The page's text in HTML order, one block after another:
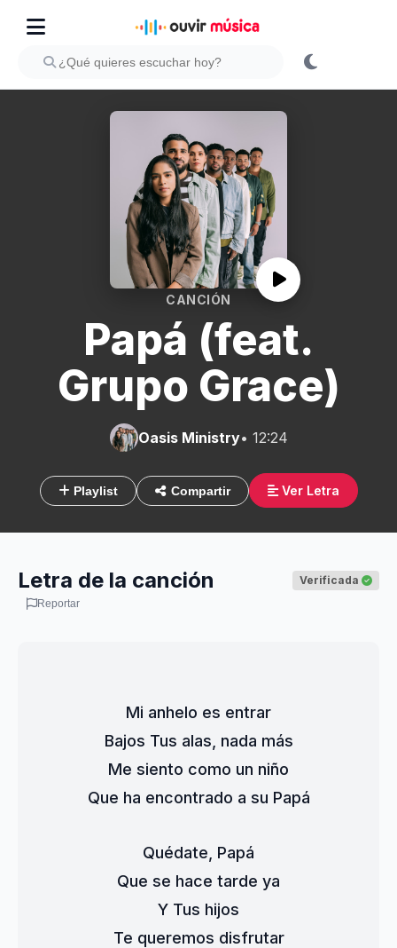
CANCIÓN
Papá (feat.
Grupo Grace)
Oasis Ministry• 12:24
Playlist Compartir Ver Letra
Letra de la canción Verificada
Reportar
Mi anhelo es entrar
Bajos Tus alas, nada más
Me siento como un niño
Que ha encontrado a su Papá
Quédate, Papá
Que se hace tarde ya
Y Tus hijos
Te queremos disfrutar